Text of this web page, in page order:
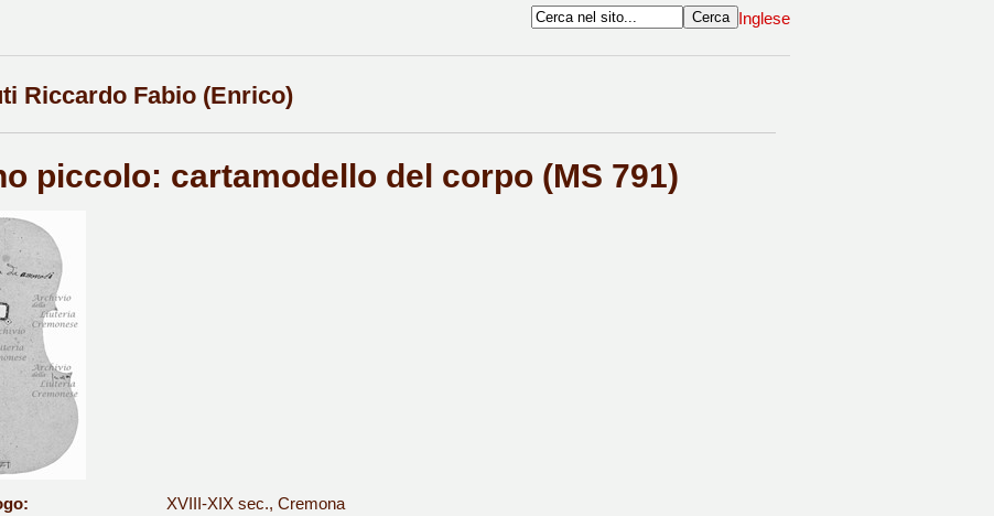
Inglese
Riccardo Fabio (Enrico)
piccolo: cartamodello del corpo (MS 791)
XVIII-XIX sec., Cremona